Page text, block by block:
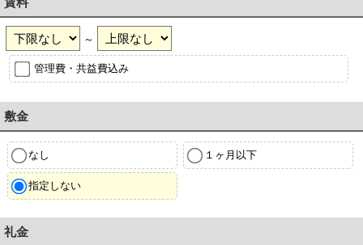
～
管理費・共益費込み
敷金
なし １ヶ月以下
指定しない
礼金